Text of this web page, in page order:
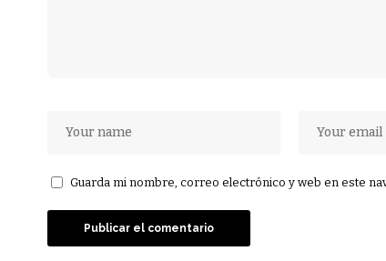
Guarda mi nombre, correo electrónico y web en este